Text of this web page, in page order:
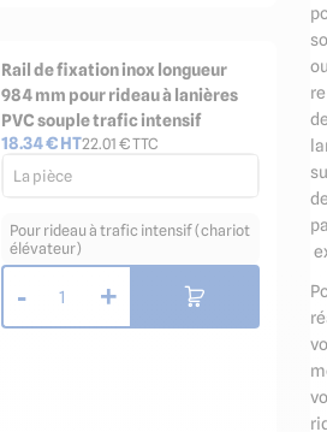
Rail de fixation inox longueur
984 mm pour rideau à lanières
PVC souple trafic intensif
18.34€ HT22.01 € TTC
La pièce
Pour rideau à trafic intensif (chariot
élévateur)
- 1 +